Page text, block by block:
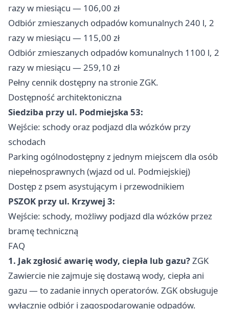
razy w miesiącu — 106,00 zł
Odbiór zmieszanych odpadów komunalnych 240 l, 2
razy w miesiącu — 115,00 zł
Odbiór zmieszanych odpadów komunalnych 1100 l, 2
razy w miesiącu — 259,10 zł
Pełny cennik dostępny na stronie ZGK.
Dostępność architektoniczna
Siedziba przy ul. Podmiejska 53:
Wejście: schody oraz podjazd dla wózków przy
schodach
Parking ogólnodostępny z jednym miejscem dla osób
niepełnosprawnych (wjazd od ul. Podmiejskiej)
Dostęp z psem asystującym i przewodnikiem
PSZOK przy ul. Krzywej 3:
Wejście: schody, możliwy podjazd dla wózków przez
bramę techniczną
FAQ
1. Jak zgłosić awarię wody, ciepła lub gazu?ZGK
Zawiercie nie zajmuje się dostawą wody, ciepła ani
gazu — to zadanie innych operatorów. ZGK obsługuje
wyłącznie odbiór i zagospodarowanie odpadów.